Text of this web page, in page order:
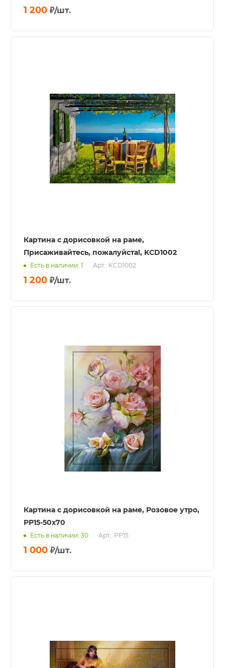
1 200 ₽/шт.
Картина с дорисовкой на раме,
Присаживайтесь, пожалуйста!, KCD1002
Есть в наличии: 1 Арт.: KCD1002
1 200 ₽/шт.
Картина с дорисовкой на раме, Розовое утро,
РР15-50х70
Есть в наличии: 30 Арт.: РР15
1 000 ₽/шт.